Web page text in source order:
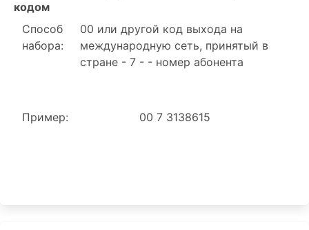
кодом
Способ
набора:
00 или другой код выхода на
международную сеть, принятый в
стране - 7 - - номер абонента
Пример: 00 7 3138615